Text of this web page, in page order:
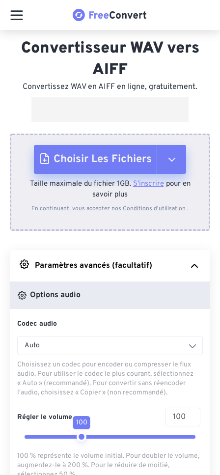
Convertisseur WAV vers
AIFF
Convertissez WAV en AIFF en ligne, gratuitement.
Choisir Les Fichiers
Depuis l'appareil
Depuis Google Drive
Depuis OneDrive
Taille maximale du fichier 1GB.S'inscrirepour en
savoir plus
En continuant, vous acceptez nos Conditions d'utilisation .
Paramètres avancés (facultatif)
Options audio
Codec audio
Auto
Choisissez un codec pour encoder ou compresser le flux
audio. Pour utiliser le codec le plus courant, sélectionnez
« Auto » (recommandé). Pour convertir sans réencoder
l'audio, choisissez « Copier » (non recommandé).
Régler le volume
100
100 % représente le volume initial. Pour doubler le volume,
augmentez-le à 200 %. Pour le réduire de moitié,